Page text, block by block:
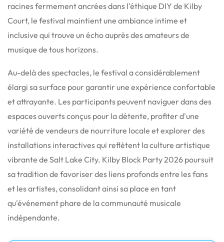
racines fermement ancrées dans l'éthique DIY de Kilby
Court, le festival maintient une ambiance intime et
inclusive qui trouve un écho auprès des amateurs de
musique de tous horizons.
Au-delà des spectacles, le festival a considérablement
élargi sa surface pour garantir une expérience confortable
et attrayante. Les participants peuvent naviguer dans des
espaces ouverts conçus pour la détente, profiter d'une
variété de vendeurs de nourriture locale et explorer des
installations interactives qui reflètent la culture artistique
vibrante de Salt Lake City. Kilby Block Party 2026 poursuit
sa tradition de favoriser des liens profonds entre les fans
et les artistes, consolidant ainsi sa place en tant
qu'événement phare de la communauté musicale
indépendante.